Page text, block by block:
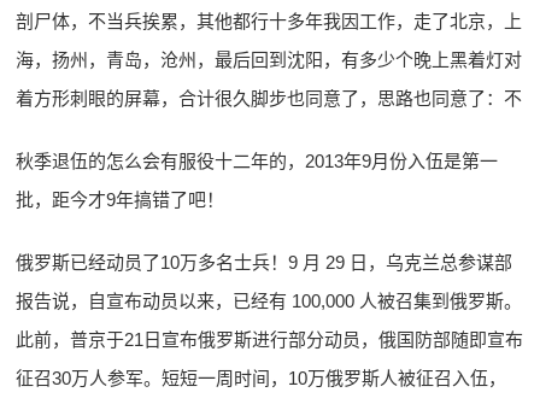
剖尸体，不当兵挨累，其他都行十多年我因工作，走了北京，上
海，扬州，青岛，沧州，最后回到沈阳，有多少个晚上黑着灯对
着方形刺眼的屏幕，合计很久脚步也同意了，思路也同意了：不
秋季退伍的怎么会有服役十二年的，2013年9月份入伍是第一
批，距今才9年搞错了吧！
俄罗斯已经动员了10万多名士兵！9 月 29 日，乌克兰总参谋部
报告说，自宣布动员以来，已经有 100,000 人被召集到俄罗斯。
此前，普京于21日宣布俄罗斯进行部分动员，俄国防部随即宣布
征召30万人参军。短短一周时间，10万俄罗斯人被征召入伍，